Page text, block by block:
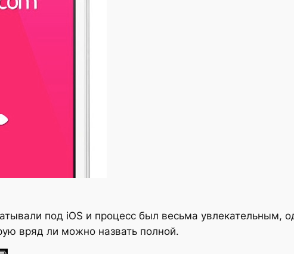
под iOS и процесс был весьма увлекательным,
вряд ли можно назвать полной.